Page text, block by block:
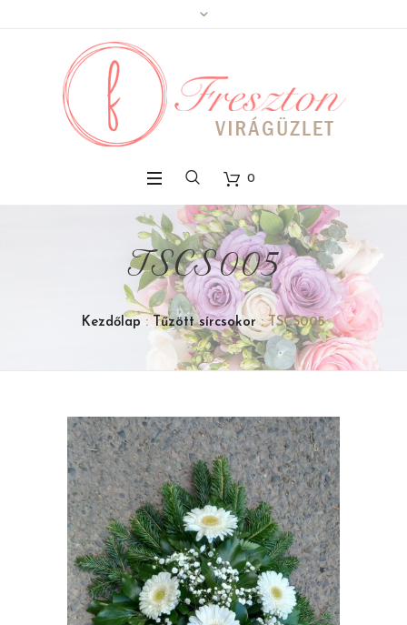
0
TSCS005
Kezdőlap : Tűzött sírcsokor: TSCS005